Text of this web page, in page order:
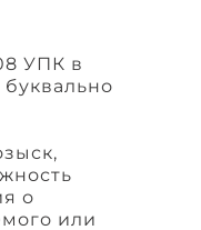
УПК в
о
или